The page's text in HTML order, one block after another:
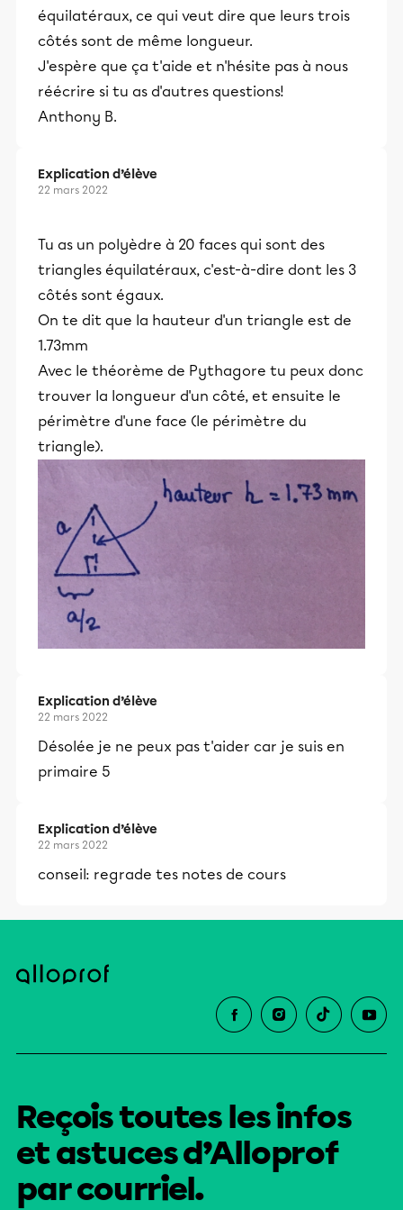
équilatéraux, ce qui veut dire que leurs trois
côtés sont de même longueur.
J'espère que ça t'aide et n'hésite pas à nous
réécrire si tu as d'autres questions!
Anthony B.
Explication d’élève
22 mars 2022
Tu as un polyèdre à 20 faces qui sont des
triangles équilatéraux, c'est-à-dire dont les 3
côtés sont égaux.
On te dit que la hauteur d'un triangle est de
1.73mm
Avec le théorème de Pythagore tu peux donc
trouver la longueur d'un côté, et ensuite le
périmètre d'une face (le périmètre du
triangle).
Explication d’élève
22 mars 2022
Désolée je ne peux pas t'aider car je suis en
primaire 5
Explication d’élève
22 mars 2022
conseil: regrade tes notes de cours
Reçois toutes les infos
et astuces d’Alloprof
par courriel.